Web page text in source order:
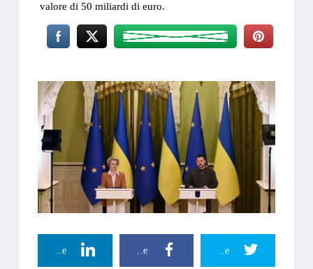
valore di 50 miliardi di euro.
Twitter Share
Facebook Share